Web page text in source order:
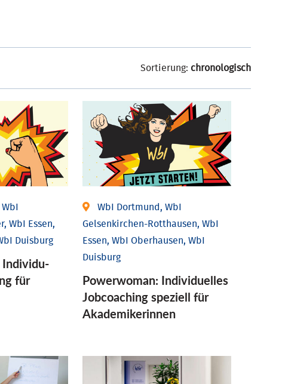
Sortierung: chronologisch
WbI Essen,
Duisburg
Individu­
für
WbI Dortmund, WbI
Gelsenkirchen-Rotthausen, WbI
Essen, WbI Oberhausen, WbI
Duisburg
Powerwoman: Individu­elles
Job­coaching speziell für
Aka­demiker­innen